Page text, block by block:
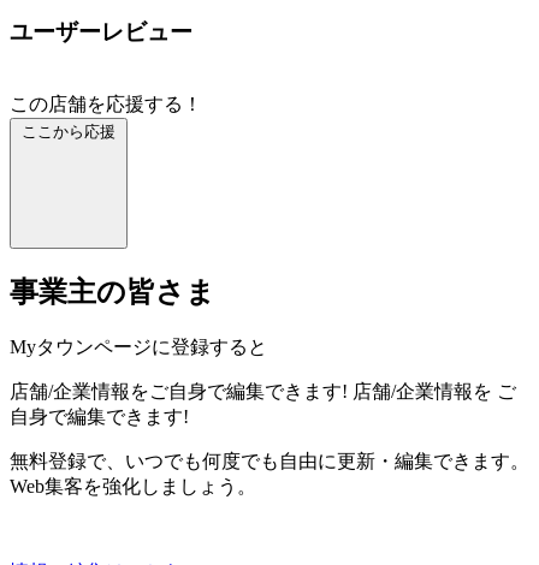
ユーザーレビュー
この店舗を応援する！
ここから応援
事業主の皆さま
Myタウンページに登録すると
店舗/企業情報をご自身で編集できます! 店舗/企業情報を ご
自身で編集できます!
無料登録で、いつでも何度でも自由に更新・編集できます。
Web集客を強化しましょう。